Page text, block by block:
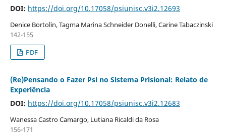
DOI: https://doi.org/10.17058/psiunisc.v3i2.12693
Denice Bortolin, Tagma Marina Schneider Donelli, Carine Tabaczinski
142-155
PDF
(Re)Pensando o Fazer Psi no Sistema Prisional: Relato de
Experiência
DOI: https://doi.org/10.17058/psiunisc.v3i2.12683
Wanessa Castro Camargo, Lutiana Ricaldi da Rosa
156-171